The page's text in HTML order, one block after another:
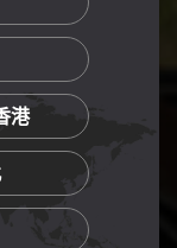
港